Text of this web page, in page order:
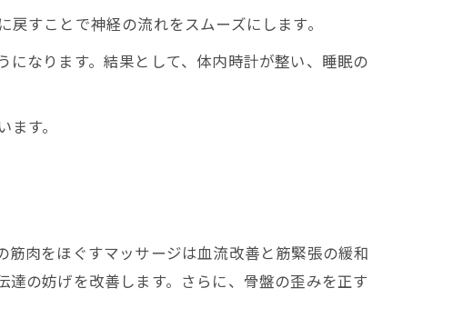
すことで神経の流れをスムーズにします。
なります。結果として、体内時計が整い、睡眠の
す。
肉をほぐすマッサージは血流改善と筋緊張の緩和
の妨げを改善します。さらに、骨盤の歪みを正す